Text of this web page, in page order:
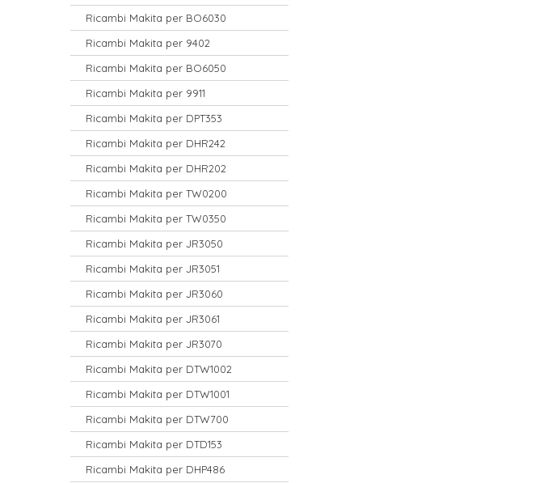
Ricambi Makita per BO6030
Ricambi Makita per 9402
Ricambi Makita per BO6050
Ricambi Makita per 9911
Ricambi Makita per DPT353
Ricambi Makita per DHR242
Ricambi Makita per DHR202
Ricambi Makita per TW0200
Ricambi Makita per TW0350
Ricambi Makita per JR3050
Ricambi Makita per JR3051
Ricambi Makita per JR3060
Ricambi Makita per JR3061
Ricambi Makita per JR3070
Ricambi Makita per DTW1002
Ricambi Makita per DTW1001
Ricambi Makita per DTW700
Ricambi Makita per DTD153
Ricambi Makita per DHP486